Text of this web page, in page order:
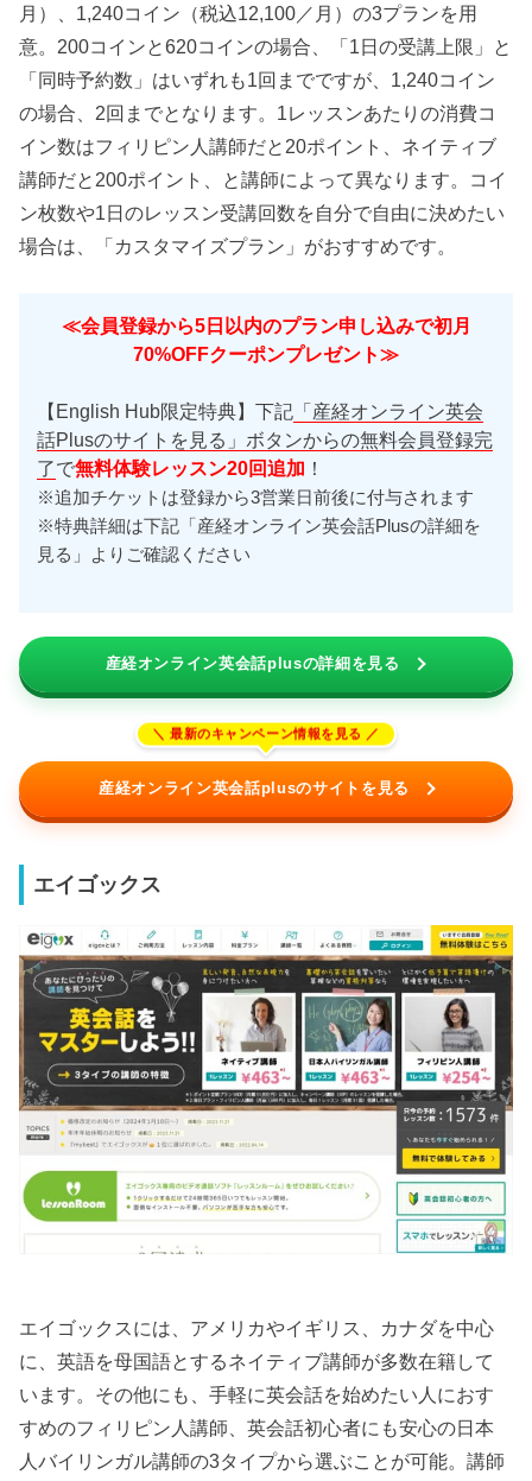
月）、1,240コイン（税込12,100／月）の3プランを用
意。200コインと620コインの場合、「1日の受講上限」と
「同時予約数」はいずれも1回までですが、1,240コイン
の場合、2回までとなります。1レッスンあたりの消費コ
イン数はフィリピン人講師だと20ポイント、ネイティブ
講師だと200ポイント、と講師によって異なります。コイ
ン枚数や1日のレッスン受講回数を自分で自由に決めたい
場合は、「カスタマイズプラン」がおすすめです。
≪会員登録から5日以内のプラン申し込みで初月
70%OFFクーポンプレゼント≫
【English Hub限定特典】下記 「産経オンライン英会
話Plusのサイトを見る」ボタンからの無料会員登録完
了で無料体験レッスン20回追加 ！
※追加チケットは登録から3営業日前後に付与されます
※特典詳細は下記「産経オンライン英会話Plusの詳細を
見る」よりご確認ください
産経オンライン英会話plusの詳細を見る
産経オンライン英会話plusのサイトを見る
エイゴックス
エイゴックスには、アメリカやイギリス、カナダを中心
に、英語を母国語とするネイティブ講師が多数在籍して
います。その他にも、手軽に英会話を始めたい人におす
すめのフィリピン人講師、英会話初心者にも安心の日本
人バイリンガル講師の3タイプから選ぶことが可能。講師